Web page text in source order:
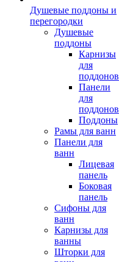
Душевые поддоны и
перегородки
Душевые
поддоны
Карнизы
для
поддонов
Панели
для
поддонов
Поддоны
Рамы для ванн
Панели для
ванн
Лицевая
панель
Боковая
панель
Сифоны для
ванн
Карнизы для
ванны
Шторки для